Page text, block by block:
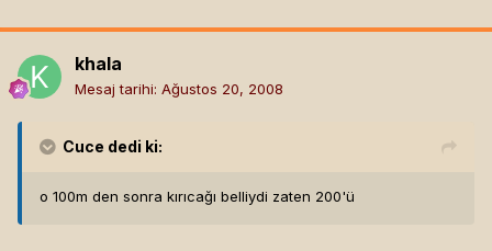
khala
Mesaj tarihi: Ağustos 20, 2008
Cuce dedi ki:
o 100m den sonra kırıcağı belliydi zaten 200'ü